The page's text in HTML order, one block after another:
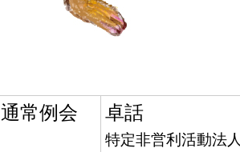
通常例会 卓話
特定非営利活動法人